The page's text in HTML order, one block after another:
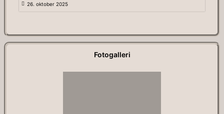
26. oktober 2025
Fotogalleri